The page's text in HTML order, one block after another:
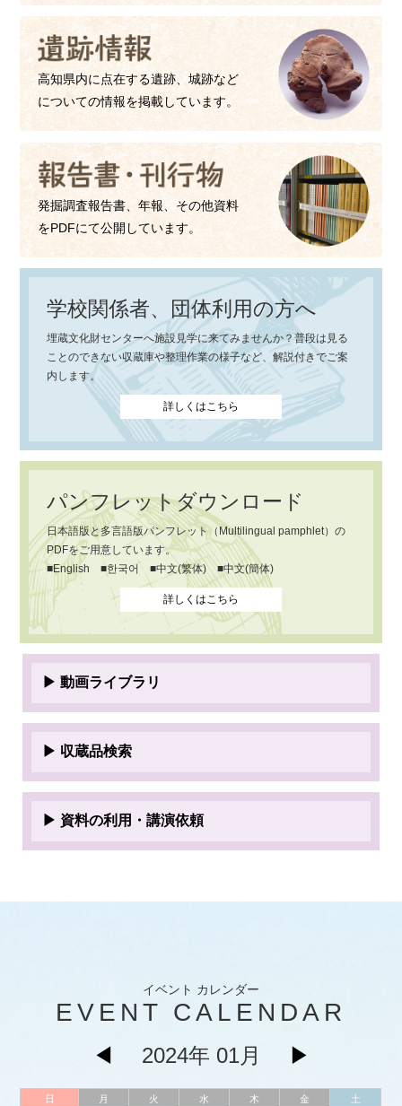
高知県内に点在する遺跡、城跡など
についての情報を掲載しています。
発掘調査報告書、年報、その他資料
をPDFにて公開しています。
学校関係者、団体利用の方へ
埋蔵文化財センターへ施設見学に来てみませんか？普段は見る
ことのできない収蔵庫や整理作業の様子など、解説付きでご案
内します。
詳しくはこちら
パンフレットダウンロード
日本語版と多言語版パンフレット（Multilingual pamphlet）の
PDFをご用意しています。
■English ■한국어 ■中文(繁体) ■中文(簡体)
詳しくはこちら
▶ 動画ライブラリ
▶ 収蔵品検索
▶ 資料の利用・講演依頼
イベント カレンダー
EVENT CALENDAR
◀ 2024年 01月 ▶
日 月 火 水 木 金
土